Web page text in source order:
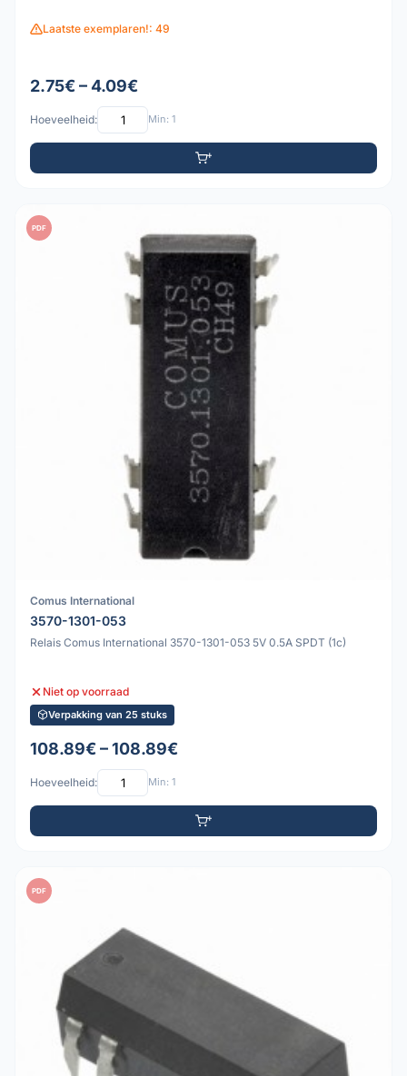
Laatste exemplaren!: 49
2.75€ – 4.09€
Hoeveelheid: Min: 1
PDF
Comus International
3570-1301-053
Relais Comus International 3570-1301-053 5V 0.5A SPDT (1c)
Niet op voorraad
Verpakking van 25 stuks
108.89€ – 108.89€
Hoeveelheid: Min: 1
PDF